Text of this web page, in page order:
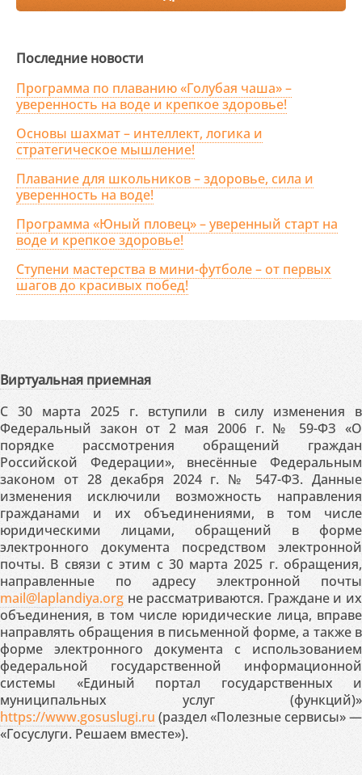
Последние новости
Программа по плаванию «Голубая чаша» –
уверенность на воде и крепкое здоровье!
Основы шахмат – интеллект, логика и
стратегическое мышление!
Плавание для школьников – здоровье, сила и
уверенность на воде!
Программа «Юный пловец» – уверенный старт на
воде и крепкое здоровье!
Ступени мастерства в мини-футболе – от первых
шагов до красивых побед!
Виртуальная приемная
С 30 марта 2025 г. вступили в силу изменения в
Федеральный закон от 2 мая 2006 г. № 59-ФЗ «О
порядке рассмотрения обращений граждан
Российской Федерации», внесённые Федеральным
законом от 28 декабря 2024 г. № 547-ФЗ. Данные
изменения исключили возможность направления
гражданами и их объединениями, в том числе
юридическими лицами, обращений в форме
электронного документа посредством электронной
почты. В связи с этим с 30 марта 2025 г. обращения,
направленные по адресу электронной почты
mail@laplandiya.org не рассматриваются. Граждане и их
объединения, в том числе юридические лица, вправе
направлять обращения в письменной форме, а также в
форме электронного документа с использованием
федеральной государственной информационной
системы «Единый портал государственных и
муниципальных услуг (функций)»
https://www.gosuslugi.ru (раздел «Полезные сервисы» —
«Госуслуги. Решаем вместе»).